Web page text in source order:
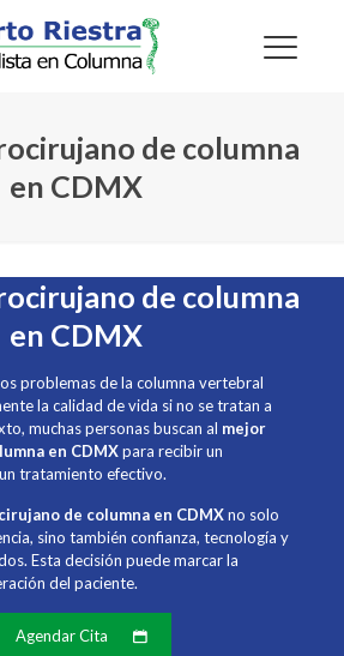
de columna
en CDMX
de columna
en CDMX
problemas de la columna vertebral
la calidad de vida si no se tratan a
muchas personas buscan al mejor
en CDMXpara recibir un
tratamiento efectivo.
de columna en CDMXno solo
sino también confianza, tecnología y
Esta decisión puede marcar la
del paciente.
Agendar Cita